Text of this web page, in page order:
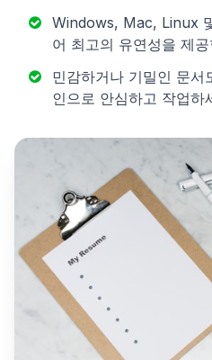
Windows, Mac, Linux
어 최고의 유연성을 제
민감하거나 기밀인 문
인으로 안심하고 작업하